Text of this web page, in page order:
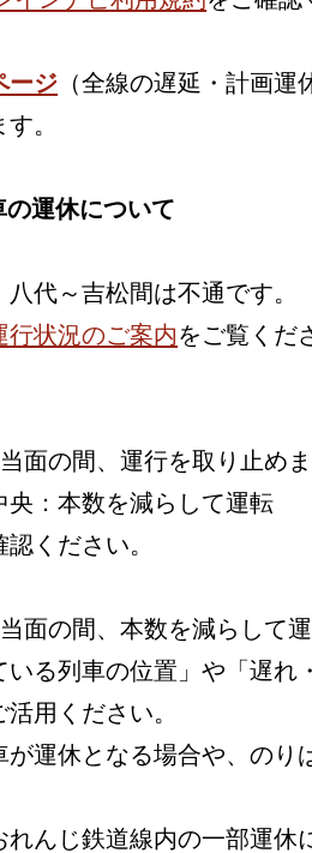
ージ （全線の遅延・計画
。
運休について
代～吉松間は不通です。
行状況のご案内をご覧くだ
面の間、運行を取り止め
央：本数を減らして運転
認ください。
面の間、本数を減らして
いる列車の位置」や「遅
活用ください。
運休となる場合や、のり
れんじ鉄道線内の一部運